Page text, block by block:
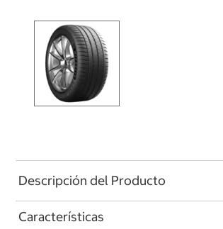
Descripción del Producto
Características